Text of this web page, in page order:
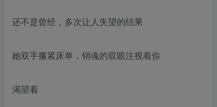
还不是曾经，多次让人失望的结果
她双手攥紧床单，销魂的双眼注视着你
渴望着